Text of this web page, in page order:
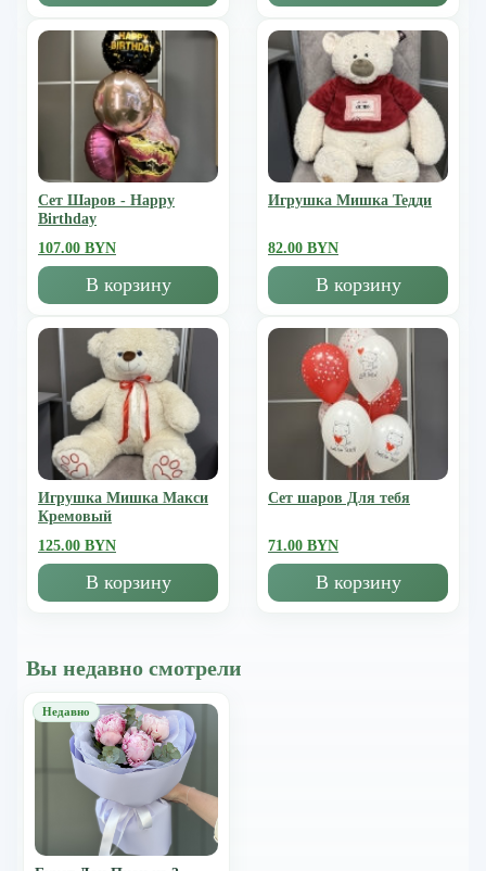
Сет Шаров - Happy
Birthday
107.00 BYN
В корзину
Игрушка Мишка Тедди
82.00 BYN
В корзину
Игрушка Мишка Mакси
Кремовый
125.00 BYN
В корзину
Сет шаров Для тебя
71.00 BYN
В корзину
Вы недавно смотрели